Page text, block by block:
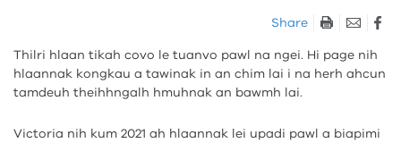
and
sharing
tools
Share
Thilri hlaan tikah covo le tuanvo pawl na ngei. Hi page nih
hlaannak kongkau a tawinak in an chim lai i na herh ahcun
tamdeuh theihhngalh hmuhnak an bawmh lai.
Victoria nih kum 2021 ah hlaannak lei upadi pawl a biapimi